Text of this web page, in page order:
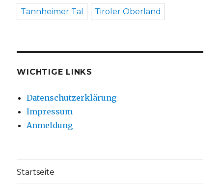
Tannheimer Tal Tiroler Oberland
WICHTIGE LINKS
Datenschutzerklärung
Impressum
Anmeldung
Startseite